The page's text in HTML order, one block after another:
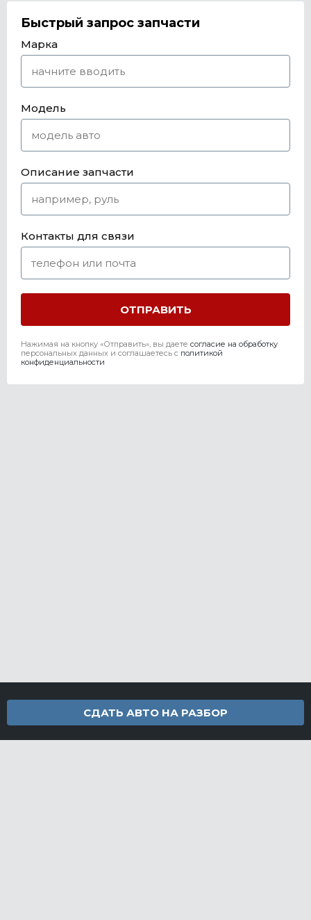
Быстрый запрос запчасти
Марка
Модель
Описание запчасти
Контакты для связи
Нажимая на кнопку «Отправить», вы даете согласие на обработку
персональных данных и соглашаетесь c политикой
конфиденциальности
СДАТЬ АВТО НА РАЗБОР